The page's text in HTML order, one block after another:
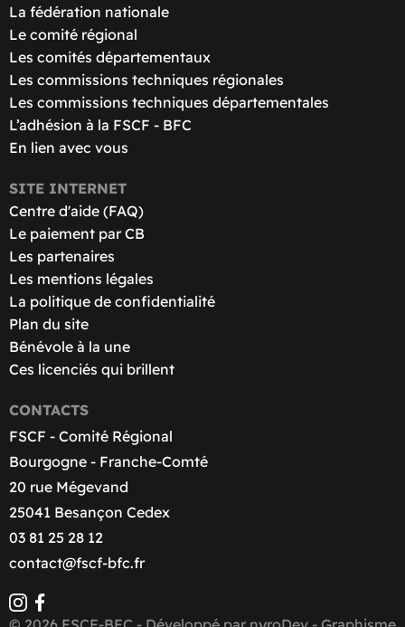
La fédération nationale
Le comité régional
Les comités départementaux
Les commissions techniques régionales
Les commissions techniques départementales
L’adhésion à la FSCF - BFC
En lien avec vous
SITE INTERNET
Centre d'aide (FAQ)
Le paiement par CB
Les partenaires
Les mentions légales
La politique de confidentialité
Plan du site
Bénévole à la une
Ces licenciés qui brillent
CONTACTS
FSCF - Comité Régional
Bourgogne - Franche-Comté
20 rue Mégevand
25041 Besançon Cedex
03 81 25 28 12
contact@fscf-bfc.fr